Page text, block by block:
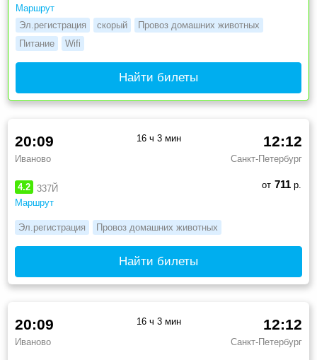
Маршрут
Эл.регистрация скорый
Провоз домашних животных
Питание
Wifi
Найти билеты
4.2
337Й
Маршрут
20:09
Иваново
12:12
Санкт-Петербург
16 ч 3 мин
от 711р.
Эл.регистрация Провоз домашних животных
Найти билеты
20:09
Иваново
12:12
Санкт-Петербург
16 ч 3 мин